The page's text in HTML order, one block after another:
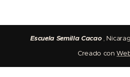
Escuela Semilla Cacao ,
Creado con